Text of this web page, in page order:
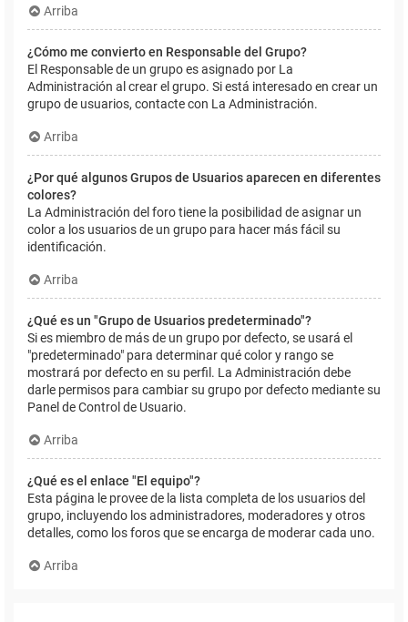
Arriba
¿Cómo me convierto en Responsable del Grupo?
El Responsable de un grupo es asignado por La
Administración al crear el grupo. Si está interesado en crear un
grupo de usuarios, contacte con La Administración.
Arriba
¿Por qué algunos Grupos de Usuarios aparecen en diferentes
colores?
La Administración del foro tiene la posibilidad de asignar un
color a los usuarios de un grupo para hacer más fácil su
identificación.
Arriba
¿Qué es un "Grupo de Usuarios predeterminado"?
Si es miembro de más de un grupo por defecto, se usará el
"predeterminado" para determinar qué color y rango se
mostrará por defecto en su perfil. La Administración debe
darle permisos para cambiar su grupo por defecto mediante su
Panel de Control de Usuario.
Arriba
¿Qué es el enlace "El equipo"?
Esta página le provee de la lista completa de los usuarios del
grupo, incluyendo los administradores, moderadores y otros
detalles, como los foros que se encarga de moderar cada uno.
Arriba